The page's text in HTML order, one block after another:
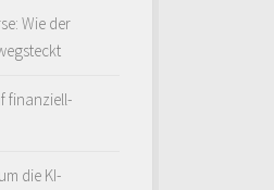
Wie der
finanziell-
die KI-